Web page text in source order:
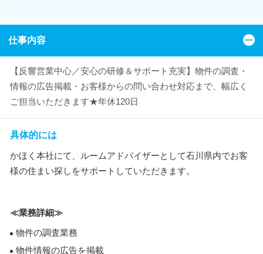
仕事内容
【反響営業中心／安心の研修＆サポート充実】物件の調査・
情報の広告掲載・お客様からの問い合わせ対応まで、幅広く
ご担当いただきます★年休120日
具体的には
かほく本社にて、ルームアドバイザーとして石川県内でお客
様の住まい探しをサポートしていただきます。
≪業務詳細≫
物件の調査業務
物件情報の広告を掲載